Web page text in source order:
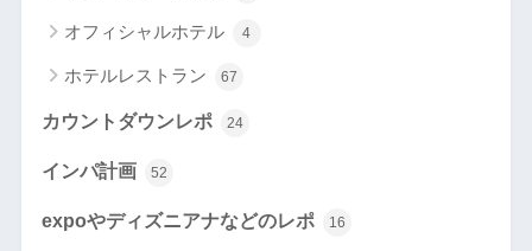
オフィシャルホテル 4
ホテルレストラン 67
カウントダウンレポ 24
インパ計画 52
expoやディズニアナなどのレポ 16